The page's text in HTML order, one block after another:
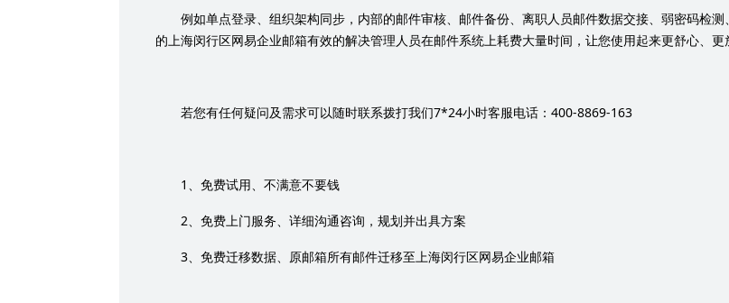
例如单点登录、组织架构同步，内部的邮件审核、邮件备份、离职人员邮件数据交接、弱密码检
的上海闵行区网易企业邮箱有效的解决管理人员在邮件系统上耗费大量时间，让您使用起来更舒心、更
若您有任何疑问及需求可以随时联系拨打我们7*24小时客服电话： 400-8869-163
1 、免费试用、不满意不要钱
2 、免费上门服务、详细沟通咨询，规划并出具方案
3 、免费迁移数据、原邮箱所有邮件迁移至上海闵行区网易企业邮箱